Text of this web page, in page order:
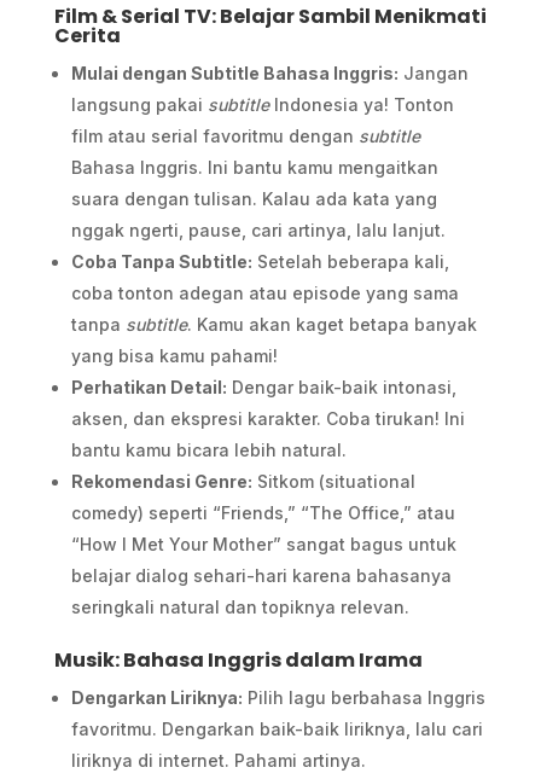
Film & Serial TV: Belajar Sambil Menikmati
Cerita
Mulai dengan Subtitle Bahasa Inggris: Jangan
langsung pakai subtitleIndonesia ya! Tonton
film atau serial favoritmu dengan subtitle
Bahasa Inggris. Ini bantu kamu mengaitkan
suara dengan tulisan. Kalau ada kata yang
nggak ngerti, pause, cari artinya, lalu lanjut.
Coba Tanpa Subtitle: Setelah beberapa kali,
coba tonton adegan atau episode yang sama
tanpa subtitle. Kamu akan kaget betapa banyak
yang bisa kamu pahami!
Perhatikan Detail: Dengar baik-baik intonasi,
aksen, dan ekspresi karakter. Coba tirukan! Ini
bantu kamu bicara lebih natural.
Rekomendasi Genre: Sitkom (situational
comedy) seperti “Friends,” “The Office,” atau
“How I Met Your Mother” sangat bagus untuk
belajar dialog sehari-hari karena bahasanya
seringkali natural dan topiknya relevan.
Musik: Bahasa Inggris dalam Irama
Dengarkan Liriknya: Pilih lagu berbahasa Inggris
favoritmu. Dengarkan baik-baik liriknya, lalu cari
liriknya di internet. Pahami artinya.